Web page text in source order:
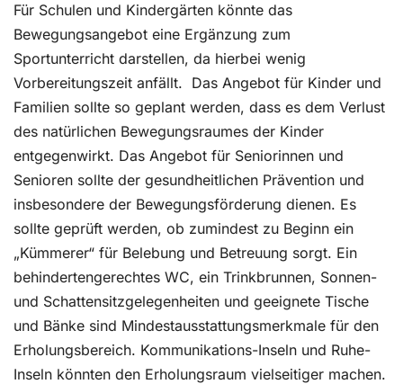
Für Schulen und Kindergärten könnte das
Bewegungsangebot eine Ergänzung zum
Sportunterricht darstellen, da hierbei wenig
Vorbereitungszeit anfällt. Das Angebot für Kinder und
Familien sollte so geplant werden, dass es dem Verlust
des natürlichen Bewegungsraumes der Kinder
entgegenwirkt. Das Angebot für Seniorinnen und
Senioren sollte der gesundheitlichen Prävention und
insbesondere der Bewegungsförderung dienen. Es
sollte geprüft werden, ob zumindest zu Beginn ein
„Kümmerer“ für Belebung und Betreuung sorgt. Ein
behindertengerechtes WC, ein Trinkbrunnen, Sonnen-
und Schattensitzgelegenheiten und geeignete Tische
und Bänke sind Mindestausstattungsmerkmale für den
Erholungsbereich. Kommunikations-Inseln und Ruhe-
Inseln könnten den Erholungsraum vielseitiger machen.